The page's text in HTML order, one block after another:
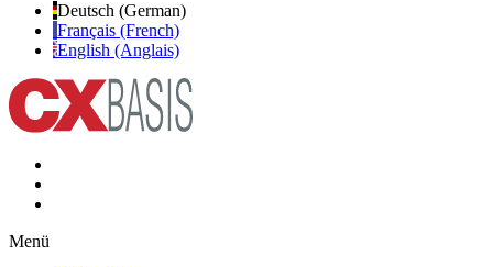
Deutsch (German)
Français (French)
English (Anglais)
Menü